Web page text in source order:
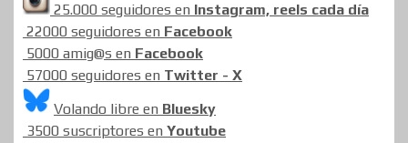
25.000 seguidores en Instagram, reels cada día
22000 seguidores en Facebook
5000 amig@s en Facebook
57000 seguidores en Twitter - X
Volando libre en Bluesky
3500 suscriptores en Youtube